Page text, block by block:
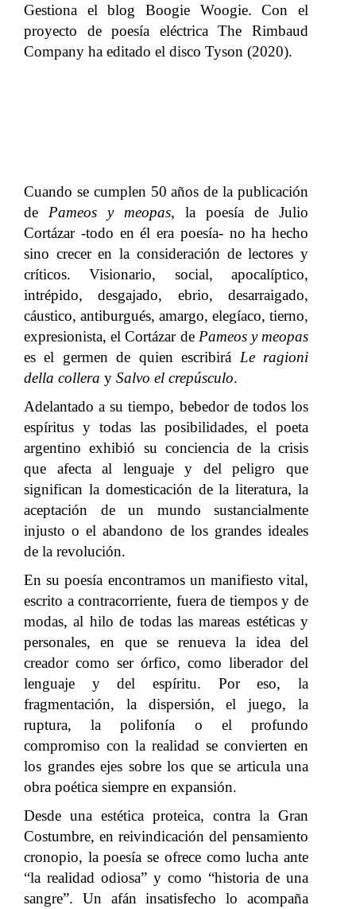
Gestiona el blog Boogie Woogie. Con el
proyecto de poesía eléctrica The Rimbaud
Company ha editado el disco Tyson (2020).
Cuando se cumplen 50 años de la publicación
de Pameos y meopas, la poesía de Julio
Cortázar -todo en él era poesía- no ha hecho
sino crecer en la consideración de lectores y
críticos. Visionario, social, apocalíptico,
intrépido, desgajado, ebrio, desarraigado,
cáustico, antiburgués, amargo, elegíaco, tierno,
expresionista, el Cortázar de Pameos y meopas
es el germen de quien escribirá Le ragioni
della collera y Salvo el crepúsculo.
Adelantado a su tiempo, bebedor de todos los
espíritus y todas las posibilidades, el poeta
argentino exhibió su conciencia de la crisis
que afecta al lenguaje y del peligro que
significan la domesticación de la literatura, la
aceptación de un mundo sustancialmente
injusto o el abandono de los grandes ideales
de la revolución.
En su poesía encontramos un manifiesto vital,
escrito a contracorriente, fuera de tiempos y de
modas, al hilo de todas las mareas estéticas y
personales, en que se renueva la idea del
creador como ser órfico, como liberador del
lenguaje y del espíritu. Por eso, la
fragmentación, la dispersión, el juego, la
ruptura, la polifonía o el profundo
compromiso con la realidad se convierten en
los grandes ejes sobre los que se articula una
obra poética siempre en expansión.
Desde una estética proteica, contra la Gran
Costumbre, en reivindicación del pensamiento
cronopio, la poesía se ofrece como lucha ante
“la realidad odiosa” y como “historia de una
sangre”. Un afán insatisfecho lo acompaña